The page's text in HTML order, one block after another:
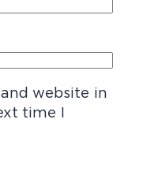
website in
time I